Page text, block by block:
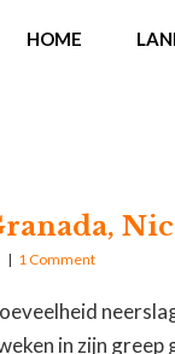
HOME
| 1 Comment
in zijn greep